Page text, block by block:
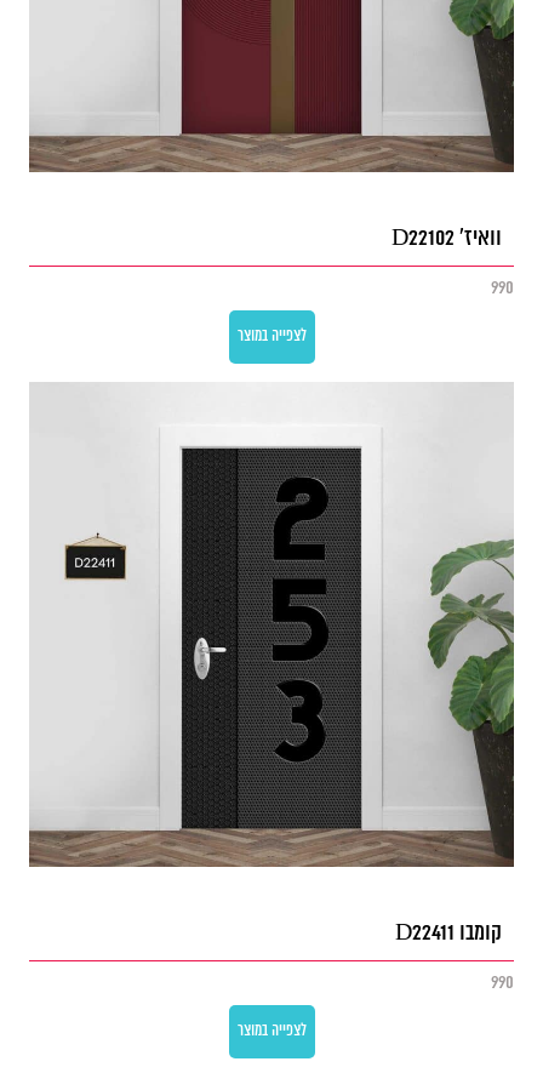
וואיז' D22102
990
לצפייה במוצר
קומבו D22411
990
לצפייה במוצר